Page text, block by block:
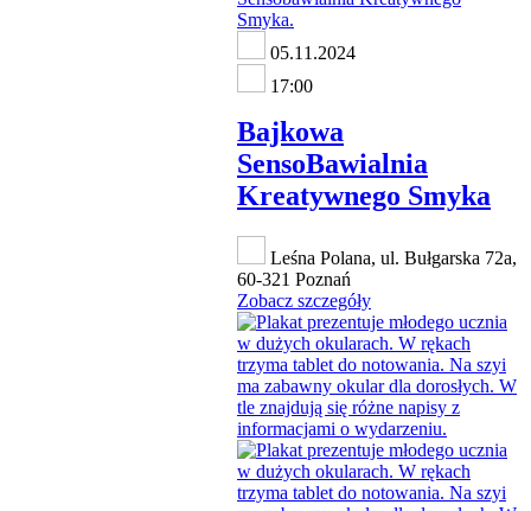
05.11.2024
17:00
Bajkowa
SensoBawialnia
Kreatywnego Smyka
Leśna Polana, ul. Bułgarska 72a,
60-321 Poznań
Zobacz szczegóły